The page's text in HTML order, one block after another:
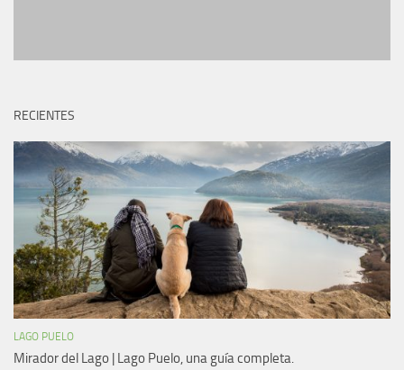
RECIENTES
LAGO PUELO
Mirador del Lago | Lago Puelo, una guía completa.